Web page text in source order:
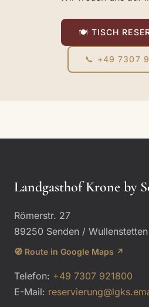
🍽 TISCH
📞 +49 7307
Landgasthof Krone by
Römerstr. 27
89250 Senden / Wullenstetten
🧭 Route in Google Maps ↗
Telefon: +49 7307 921800
E-Mail: